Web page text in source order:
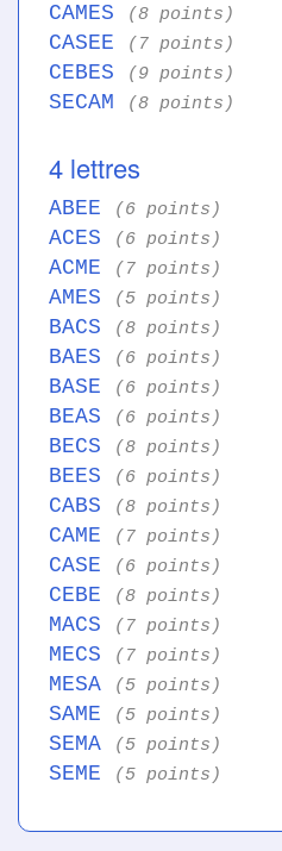
CAMES (8 points)
CASEE (7 points)
CEBES (9 points)
SECAM (8 points)
4 lettres
ABEE (6 points)
ACES (6 points)
ACME (7 points)
AMES (5 points)
BACS (8 points)
BAES (6 points)
BASE (6 points)
BEAS (6 points)
BECS (8 points)
BEES (6 points)
CABS (8 points)
CAME (7 points)
CASE (6 points)
CEBE (8 points)
MACS (7 points)
MECS (7 points)
MESA (5 points)
SAME (5 points)
SEMA (5 points)
SEME (5 points)